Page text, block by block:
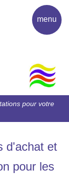
pour votre
menu
d'achat et
pour les